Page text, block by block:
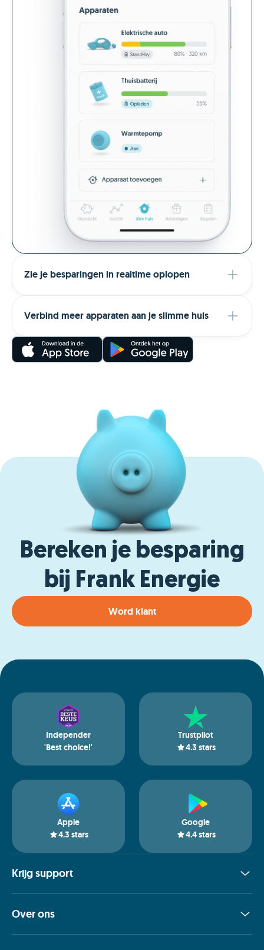
vragen
van hoe
Zie je besparingen in realtime oplopen
Verbind meer apparaten aan je slimme huis
Bereken je besparing
bij Frank Energie
Word klant
Independer
'Best choice!'
Trustpilot
4.3 stars
Apple
4.3 stars
Google
4.4stars
Krijg support
Over ons